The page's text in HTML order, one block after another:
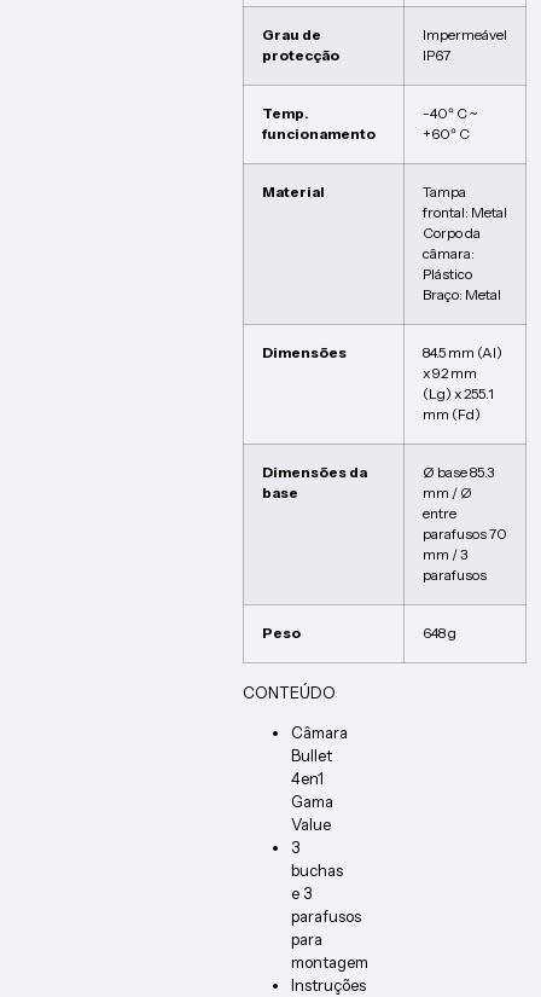
Grau de
protecção
Impermeável
IP67
Temp.
funcionamento
-40º C ~
+60º C
Material
Tampa
frontal: Metal
Corpo da
câmara:
Plástico
Braço: Metal
Dimensões
84.5 mm (Al)
x 92 mm
(Lg) x 255.1
mm (Fd)
Dimensões da
base
Ø base 85.3
mm / Ø
entre
parafusos 70
mm / 3
parafusos
Peso 648 g
CONTEÚDO
Câmara
Bullet
4en1
Gama
Value
3
buchas
e 3
parafusos
para
montagem
Instruções